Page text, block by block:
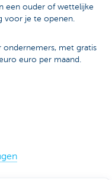
een ouder of wettelijke
voor je te openen.
ondernemers, met gratis
euro per maand.